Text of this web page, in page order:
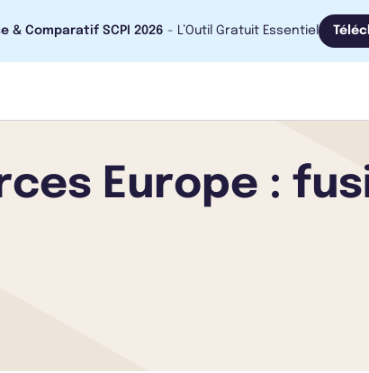
& Comparatif SCPI 2026 - L’Outil Gratuit Essentiel
Europe :